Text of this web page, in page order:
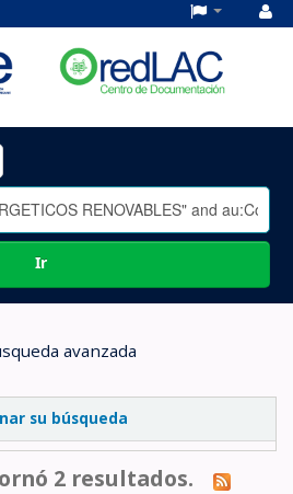
Ir
avanzada
su búsqueda
2 resultados.